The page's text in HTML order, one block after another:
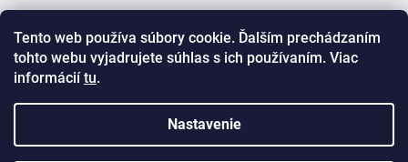
Tento web používa súbory cookie. Ďalším prechádzaním
tohto webu vyjadrujete súhlas s ich používaním. Viac
informáciítu.
Nastavenie
Facebook